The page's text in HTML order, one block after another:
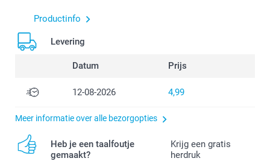
Productinfo
Levering
Datum Prijs
12-08-2026 4,99
Meer informatie over alle bezorgopties
Heb je een taalfoutje
gemaakt?
Krijg een gratis
herdruk